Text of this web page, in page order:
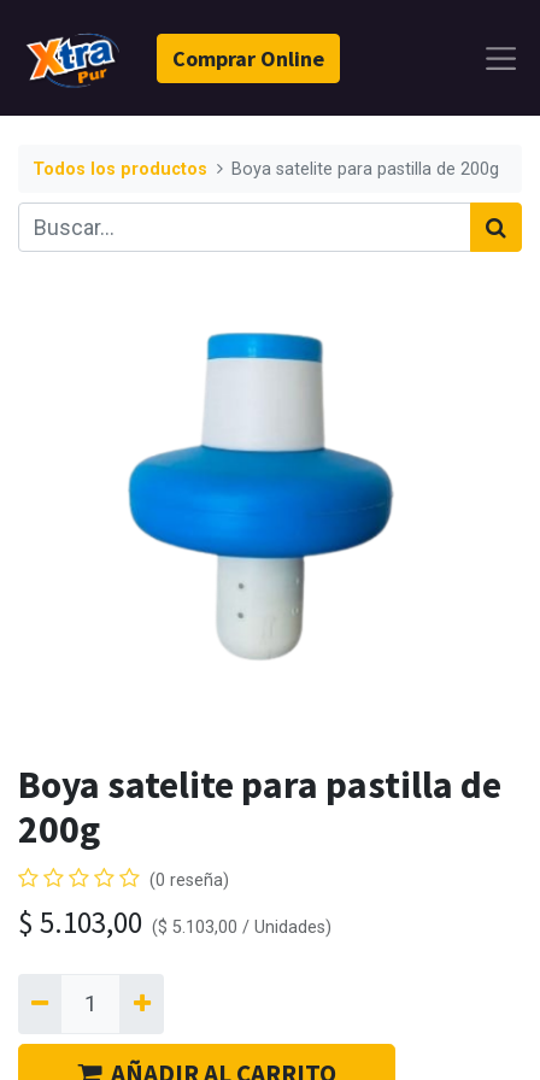
Comprar Online
Todos los productos Boya satelite para pastilla de 200g
Boya satelite para pastilla de
200g
(0 reseña)
$ 5.103,00 ($ 5.103,00 / Unidades)
AÑADIR AL CARRITO